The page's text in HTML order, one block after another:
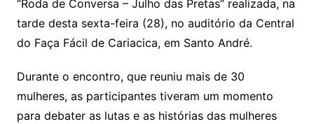
p
p
o
o
k
“Roda de Conversa – Julho das Pretas” realizada, na
tarde desta sexta-feira (28), no auditório da Central
do Faça Fácil de Cariacica, em Santo André.
Durante o encontro, que reuniu mais de 30
mulheres, as participantes tiveram um momento
para debater as lutas e as histórias das mulheres